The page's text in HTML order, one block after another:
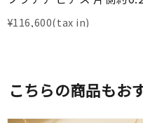
¥116,600
こちらの商品もお